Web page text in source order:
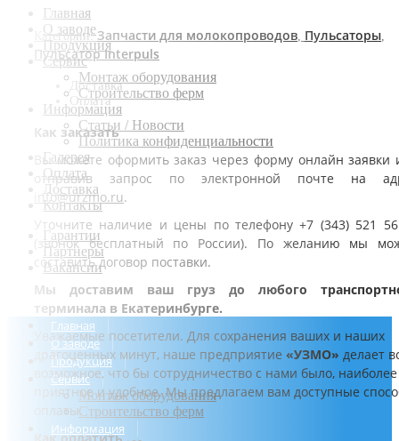
Главная
О заводе
Продукция
Сервис
Монтаж оборудования
Строительство ферм
Информация
Статьи / Новости
Политика конфиденциальности
Галерея
Оплата
Доставка
Контакты
Гарантии
Партнеры
Вакансии
Главная
О заводе
Продукция
Сервис
Монтаж оборудования
Строительство ферм
Информация
Категории:Запчасти для молокопроводов Пульсаторы
Пульсатор Interpuls
Доставка
Оплата
Как заказать
Вы можете оформить заказ через форму онлайн заявки
отправив запрос по электронной почте на
info@urzmo.ru.
Уточните наличие и цены по телефону +7 (343) 521
(звонок бесплатный по России). По желанию мы
составить договор поставки.
Мы доставим ваш груз до любого
терминала в Екатеринбурге.
Уважаемые посетители. Для сохранения ваших и наших
драгоценных минут, наше предприятие «УЗМО» делает
возможное, что бы сотрудничество с нами было, наиболее
приятное и удобное. Мы предлагаем вам доступные
оплаты.
Как оплатить